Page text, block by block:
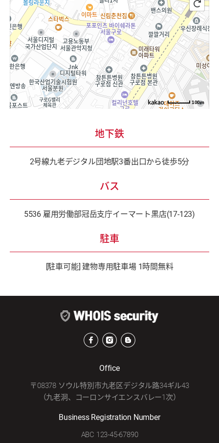
100m
地下鉄
2号線九老デジタル団地駅3番出口から徒歩5分
バス
5536 雇用労働部冠岳支庁イーマート黒店(17-123)
駐車
[駐車可能] 建物専用駐車場 1時間無料
Office
〒08378 ソウル特別市九老区デジタル路34ギル43
（九老洞、コーロンサイエンスバレー1次）
Business Registration Number
ABC 123-45-67890